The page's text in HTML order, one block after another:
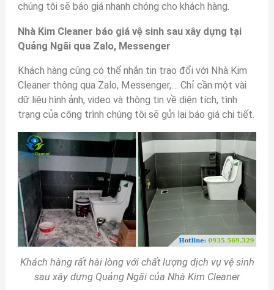
chúng tôi sẽ báo giá nhanh chóng cho khách hàng.
Nhà Kim Cleaner báo giá vệ sinh sau xây dựng tại
Quảng Ngãi qua Zalo, Messenger
Khách hàng cũng có thể nhắn tin trao đổi với Nhà Kim
Cleaner thông qua Zalo, Messenger,… Chỉ cần một vài
dữ liệu hình ảnh, video và thông tin về diện tích, tình
trạng của công trình chúng tôi sẽ gửi lại báo giá chi tiết.
Khách hàng rất hài lòng với chất lượng dịch vụ vệ sinh
sau xây dựng Quảng Ngãi của Nhà Kim Cleaner